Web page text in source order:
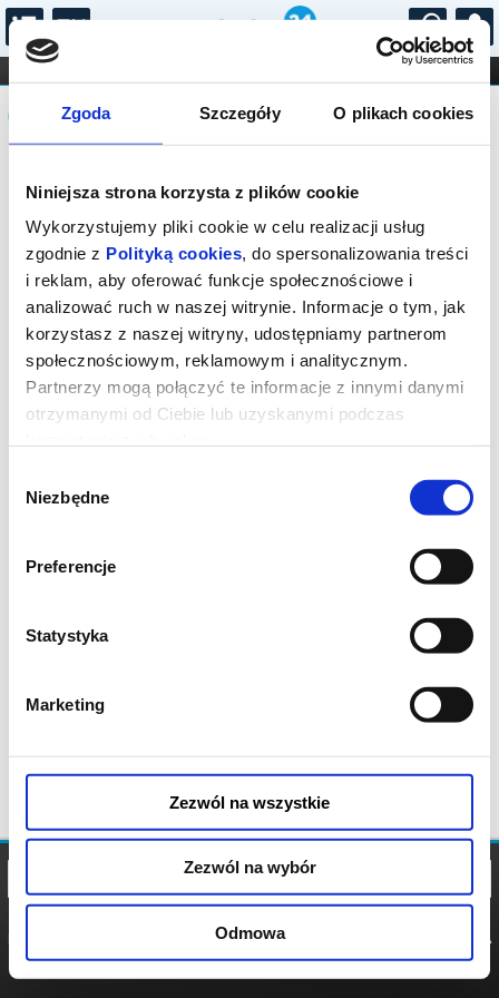
Zgoda Szczegóły O plikach cookies
Niniejsza strona korzysta z plików cookie
Wykorzystujemy pliki cookie w celu realizacji usług
zgodnie z Polityką cookies, do spersonalizowania treści
i reklam, aby oferować funkcje społecznościowe i
analizować ruch w naszej witrynie. Informacje o tym, jak
korzystasz z naszej witryny, udostępniamy partnerom
społecznościowym, reklamowym i analitycznym.
Partnerzy mogą połączyć te informacje z innymi danymi
otrzymanymi od Ciebie lub uzyskanymi podczas
zgody
Niezbędne
Preferencje
Statystyka
Marketing
Zezwól na wszystkie
Zezwól na wybór
Odmowa
...
FILHARMONIA OPERA I BALET
STAND-UP
DLA DZIECI
Komunikat
Sprzedaż biletów on-line na wydarzenie
została zakończona.
POLITYKA
POLITYKA